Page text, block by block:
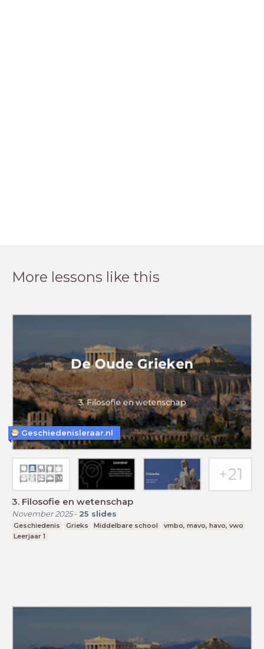
More lessons like this
3. Filosofie en wetenschap
November 2025- 25 slides
Geschiedenis Grieks Middelbare school
vmbo, mavo, havo, vwo
Leerjaar 1
Geschiedenisleraar.nl